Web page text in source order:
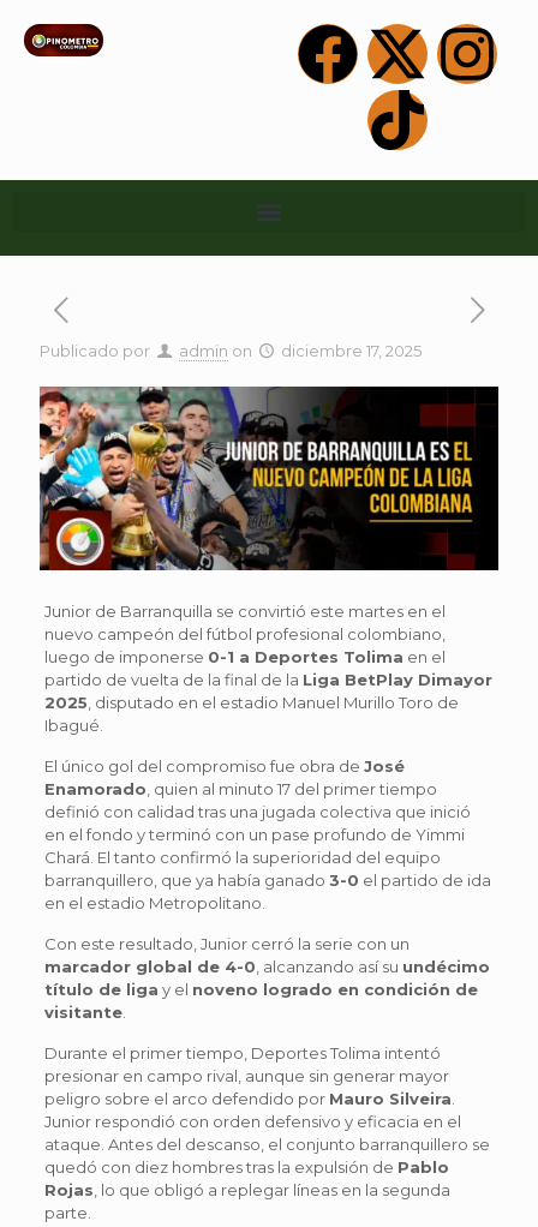
Publicado por admin on diciembre 17, 2025
Junior de Barranquilla se convirtió este martes en el
nuevo campeón del fútbol profesional colombiano,
luego de imponerse 0-1 a Deportes Tolima en el
partido de vuelta de la final de la Liga BetPlay Dimayor
2025 , disputado en el estadio Manuel Murillo Toro de
Ibagué.
El único gol del compromiso fue obra de José
Enamorado , quien al minuto 17 del primer tiempo
definió con calidad tras una jugada colectiva que inició
en el fondo y terminó con un pase profundo de Yimmi
Chará. El tanto confirmó la superioridad del equipo
barranquillero, que ya había ganado 3-0 el partido de ida
en el estadio Metropolitano.
Con este resultado, Junior cerró la serie con un
marcador global de 4-0 , alcanzando así su undécimo
título de liga y el noveno logrado en condición de
visitante.
Durante el primer tiempo, Deportes Tolima intentó
presionar en campo rival, aunque sin generar mayor
peligro sobre el arco defendido por Mauro Silveira
Junior respondió con orden defensivo y eficacia en el
ataque. Antes del descanso, el conjunto barranquillero se
quedó con diez hombres tras la expulsión de Pablo
Rojas , lo que obligó a replegar líneas en la segunda
parte.